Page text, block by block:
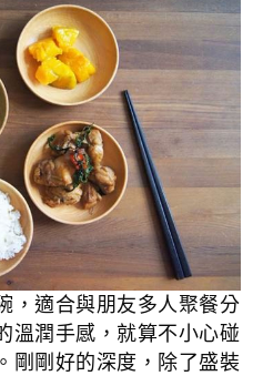
，適合與朋友多人聚餐分
溫潤手感，就算不小心碰
剛剛好的深度，除了盛裝